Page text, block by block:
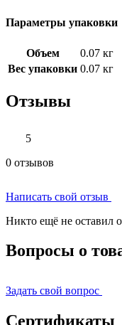
Параметры упаковки
Объем
0.07 кг
Вес упаковки 0.07 кг
Отзывы
5
0 отзывов
Написать свой отзыв
Никто ещё не оставил
Вопросы о
Задать свой вопрос
Сертификаты